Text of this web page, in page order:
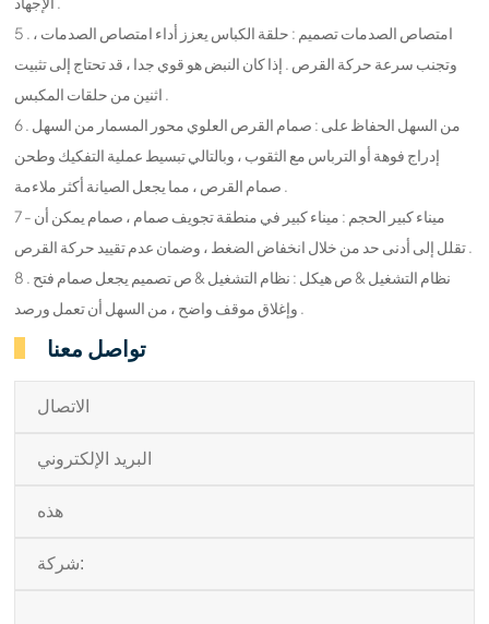
5 . امتصاص الصدمات تصميم : حلقة الكباس يعزز أداء امتصاص الصدمات ،
وتجنب سرعة حركة القرص . إذا كان النبض هو قوي جدا ، قد تحتاج إلى تثبيت
اثنين من حلقات المكبس .
6 . من السهل الحفاظ على : صمام القرص العلوي محور المسمار من السهل
إدراج فوهة أو الترباس مع الثقوب ، وبالتالي تبسيط عملية التفكيك وطحن
صمام القرص ، مما يجعل الصيانة أكثر ملاءمة .
7 - ميناء كبير الحجم : ميناء كبير في منطقة تجويف صمام ، صمام يمكن أن
تقلل إلى أدنى حد من خلال انخفاض الضغط ، وضمان عدم تقييد حركة القرص .
8 . نظام التشغيل & ص هيكل : نظام التشغيل & ص تصميم يجعل صمام فتح
وإغلاق موقف واضح ، من السهل أن تعمل ورصد .
تواصل معنا